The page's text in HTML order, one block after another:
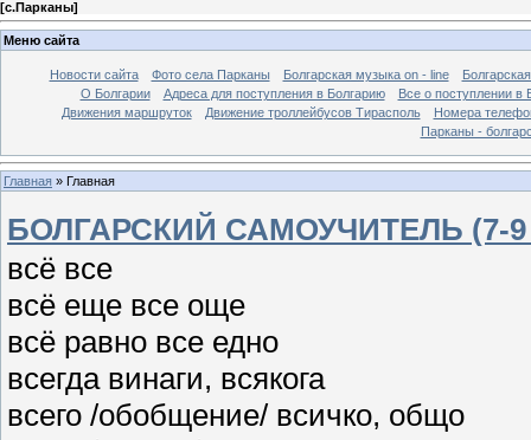
[с.Парканы]
Меню сайта
Новости сайта Фото села Парканы Болгарская музыка on - line
О Болгарии
Адреса для поступления в Болгарию
Все о поступлении в
Движения маршруток
Движение троллейбусов Тирасполь
Номера
Парканы -
Главная » Главная
БОЛГАРСКИЙ САМОУЧИТЕЛЬ (7-9
всё все
всё еще все още
всё равно все едно
всегда винаги, всякога
всего /обобщение/ всичко, общо